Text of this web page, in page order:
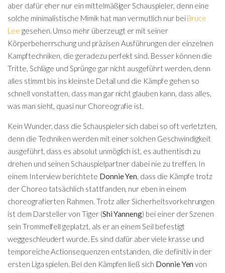
aber dafür eher nur ein mittelmäßiger Schauspieler, denn eine
solche minimalistische Mimik hat man vermutlich nur beiBruce
Lee gesehen. Umso mehr überzeugt er mit seiner
Körperbeherrschung und präzisen Ausführungen der einzelnen
Kampftechniken, die geradezu perfekt sind. Besser können die
Tritte, Schläge und Sprünge gar nicht ausgeführt werden, denn
alles stimmt bis ins kleinste Detail und die Kämpfe gehen so
schnell vonstatten, dass man gar nicht glauben kann, dass alles,
was man sieht, quasi nur Choreografie ist.
Kein Wunder, dass die Schauspieler sich dabei so oft verletzten,
denn die Techniken werden mit einer solchen Geschwindigkeit
ausgeführt, dass es absolut unmöglich ist, es authentisch zu
drehen und seinen Schauspielpartner dabei nie zu treffen. In
einem Interview berichtete Donnie Yen , dass die Kämpfe trotz
der Choreo tatsächlich stattfanden, nur eben in einem
choreografierten Rahmen. Trotz aller Sicherheitsvorkehrungen
ist dem Darsteller von Tiger (Shi Yanneng) bei einer der Szenen
sein Trommelfell geplatzt, als er an einem Seil befestigt
weggeschleudert wurde. Es sind dafür aber viele krasse und
temporeiche Actionsequenzen entstanden, die definitiv in der
ersten Liga spielen. Bei den Kämpfen ließ sich Donnie Yen von